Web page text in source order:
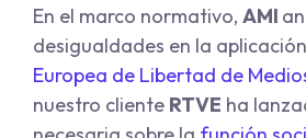
En el marco normativo, AMI
desigualdades en la
Europea de Libertad de
nuestro cliente RTVE ha